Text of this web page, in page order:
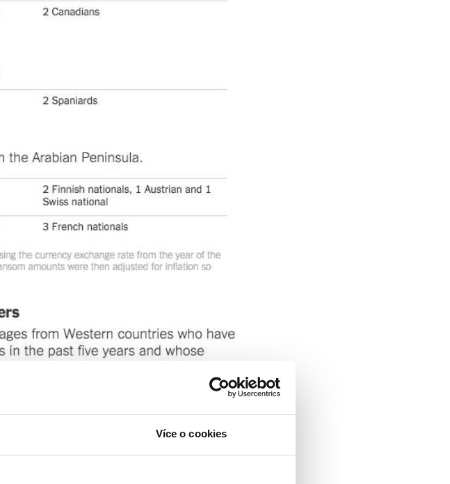
Více o cookies